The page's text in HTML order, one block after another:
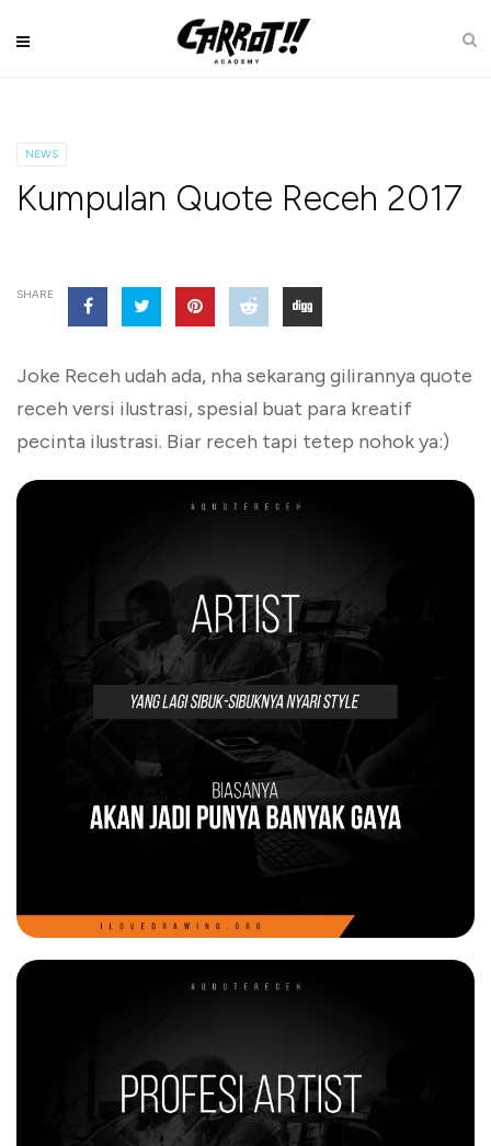
NEWS
Kumpulan Quote Receh 2017
SHARE
Joke Receh udah ada, nha sekarang gilirannya quote
receh versi ilustrasi, spesial buat para kreatif
pecinta ilustrasi. Biar receh tapi tetep nohok ya:)